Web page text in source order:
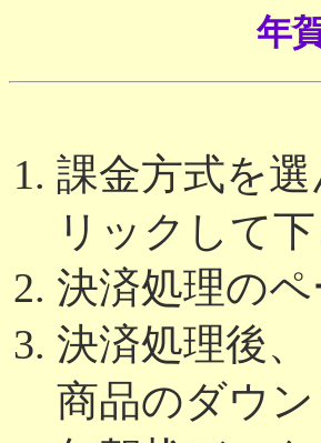
年
課金方式を
リックして下
決済処理の
決済処理後
商品のダウ